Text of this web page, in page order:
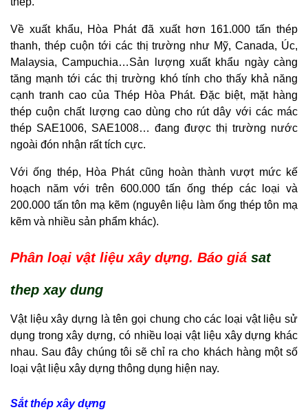
Về xuất khẩu, Hòa Phát đã xuất hơn 161.000 tấn thép
thanh, thép cuộn tới các thị trường như Mỹ, Canada, Úc,
Malaysia, Campuchia…Sản lượng xuất khẩu ngày càng
tăng mạnh tới các thị trường khó tính cho thấy khả năng
cạnh tranh cao của Thép Hòa Phát. Đặc biệt, mặt hàng
thép cuộn chất lượng cao dùng cho rút dây với các mác
thép SAE1006, SAE1008… đang được thị trường nước
ngoài đón nhận rất tích cực.
Với ống thép, Hòa Phát cũng hoàn thành vượt mức kế
hoạch năm với trên 600.000 tấn ống thép các loại và
200.000 tấn tôn mạ kẽm (nguyên liệu làm ống thép tôn mạ
kẽm và nhiều sản phẩm khác).
Phân loại vật liệu xây dựng. Báo giá sat
thep xay dung
Vật liệu xây dựng là tên gọi chung cho các loại vật liệu sử
dụng trong xây dựng, có nhiều loại vật liệu xây dựng khác
nhau. Sau đây chúng tôi sẽ chỉ ra cho khách hàng một số
loại vật liệu xây dựng thông dụng hiện nay.
Sắt thép xây dựng